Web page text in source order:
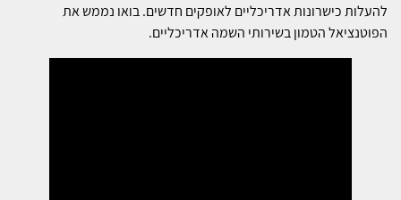
להעלות כישרונות אדריכליים לאופקים חדשים. בואו נממש את
הפוטנציאל הטמון בשירותי השמה אדריכליים.